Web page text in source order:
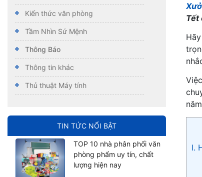
Kiến thức văn phòng
Tầm Nhìn Sứ Mệnh
Thông Báo
Thông tin khác
Thủ thuật Máy tính
TIN TỨC NỔI BẬT
TOP 10 nhà phân phối văn
phòng phẩm uy tín, chất
lượng hiện nay
Tết
I.